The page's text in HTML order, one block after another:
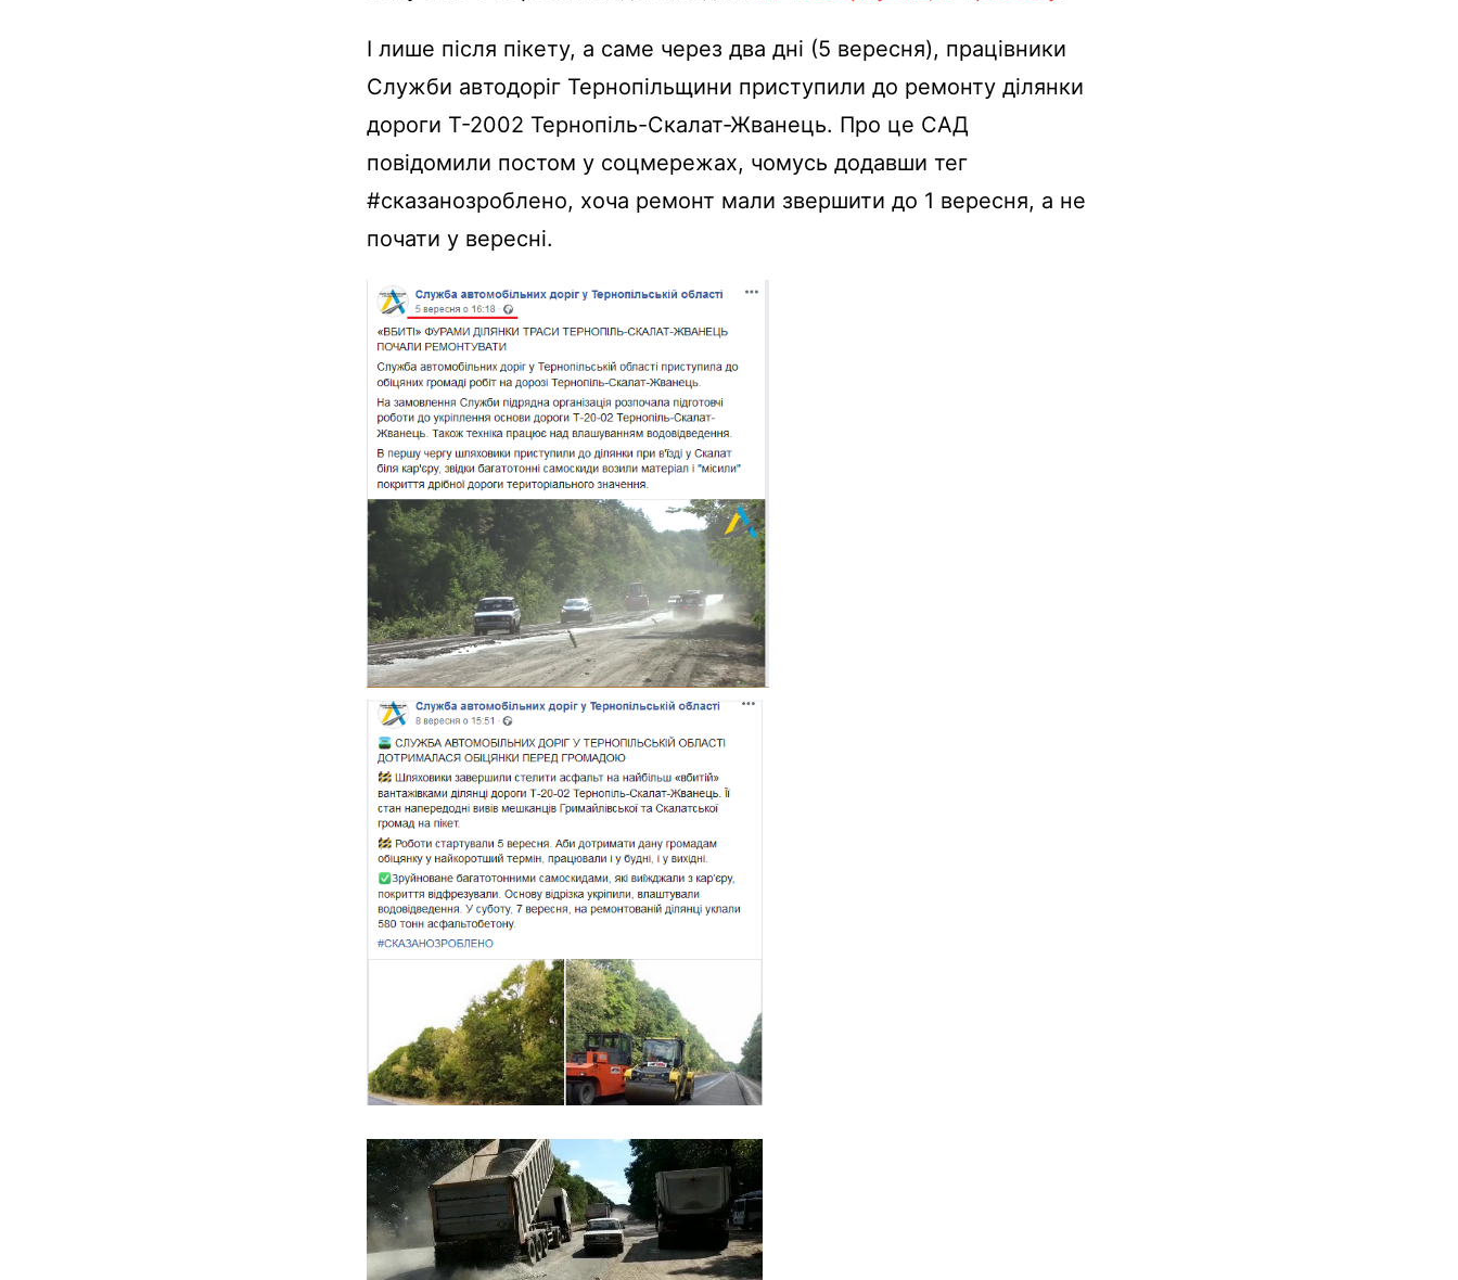
І лише після пікету, а саме через два дні (5 вересня), працівники
Служби автодоріг Тернопільщини приступили до ремонту ділянки
дороги Т-2002 Тернопіль-Скалат-Жванець. Про це САД
повідомили постом у соцмережах, чомусь додавши тег
#сказанозроблено, хоча ремонт мали звершити до 1 вересня, а не
почати у вересні.